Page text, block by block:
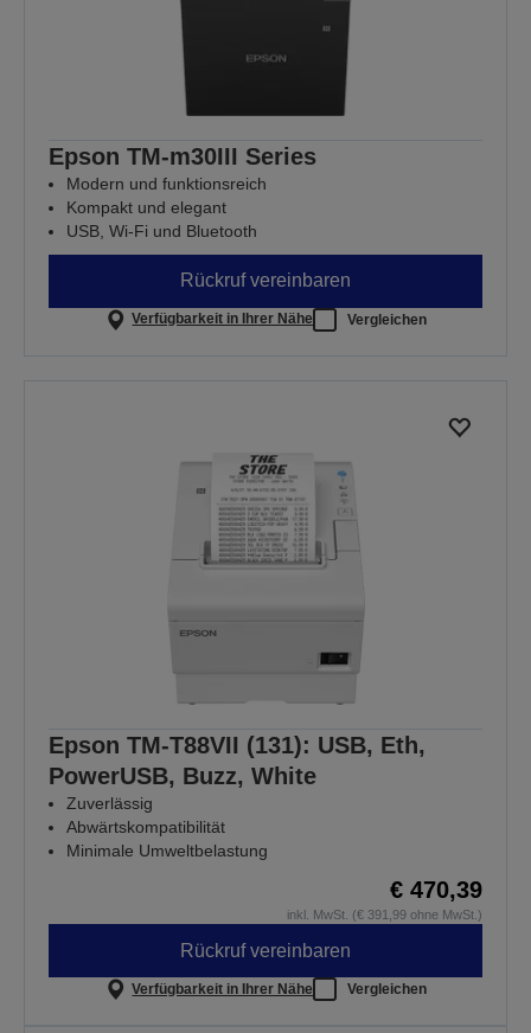
Epson TM-m30III Series
Modern und funktionsreich
Kompakt und elegant
USB, Wi-Fi und Bluetooth
Rückruf vereinbaren
Verfügbarkeit in Ihrer Nähe Vergleichen
Epson TM-T88VII (131): USB, Eth,
PowerUSB, Buzz, White
Zuverlässig
Abwärtskompatibilität
Minimale Umweltbelastung
€ 470,39
inkl. MwSt. (€ 391,99 ohne MwSt.)
Rückruf vereinbaren
Verfügbarkeit in Ihrer Nähe Vergleichen